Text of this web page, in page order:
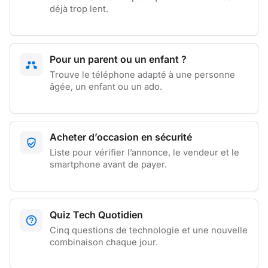
déjà trop lent.
Pour un parent ou un enfant ?
Trouve le téléphone adapté à une personne
âgée, un enfant ou un ado.
Acheter d’occasion en sécurité
Liste pour vérifier l’annonce, le vendeur et le
smartphone avant de payer.
Quiz Tech Quotidien
Cinq questions de technologie et une nouvelle
combinaison chaque jour.